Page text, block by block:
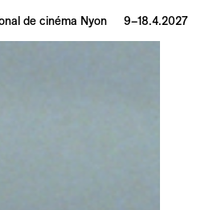
de cinéma Nyon 9–18.4.2027